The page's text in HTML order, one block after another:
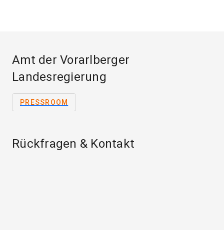
Amt der Vorarlberger
Landesregierung
PRESSROOM
Rückfragen & Kontakt